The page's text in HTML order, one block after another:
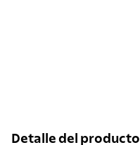
Detalle del producto